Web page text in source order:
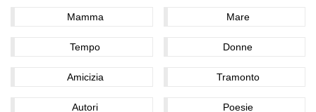
Mamma Mare
Tempo Donne
Amicizia Tramonto
Autori Poesie